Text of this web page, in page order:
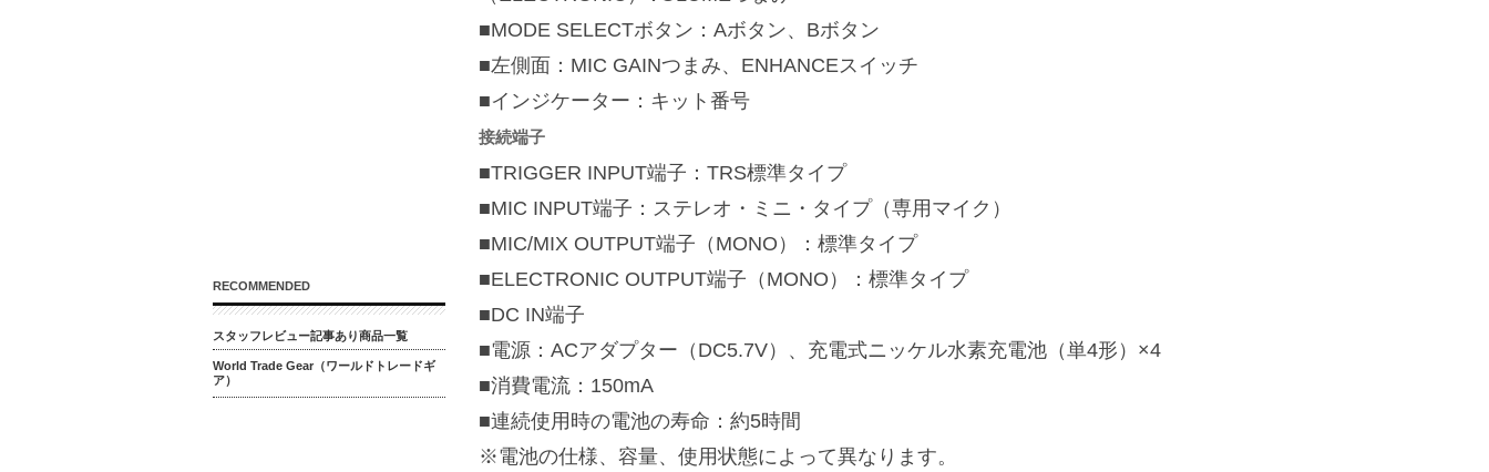
■MODE SELECTボタン：Aボタン、Bボタン
■左側面：MIC GAINつまみ、ENHANCEスイッチ
■インジケーター：キット番号
接続端子
■TRIGGER INPUT端子：TRS標準タイプ
■MIC INPUT端子：ステレオ・ミニ・タイプ（専用マイク）
■MIC/MIX OUTPUT端子（MONO）：標準タイプ
■ELECTRONIC OUTPUT端子（MONO）：標準タイプ
■DC IN端子
■電源：ACアダプター（DC5.7V）、充電式ニッケル水素充電池（単4形）×4
■消費電流：150mA
■連続使用時の電池の寿命：約5時間
※電池の仕様、容量、使用状態によって異なります。
RECOMMENDED
スタッフレビュー記事あり商品一覧
World Trade Gear（ワールドトレードギ
ア）